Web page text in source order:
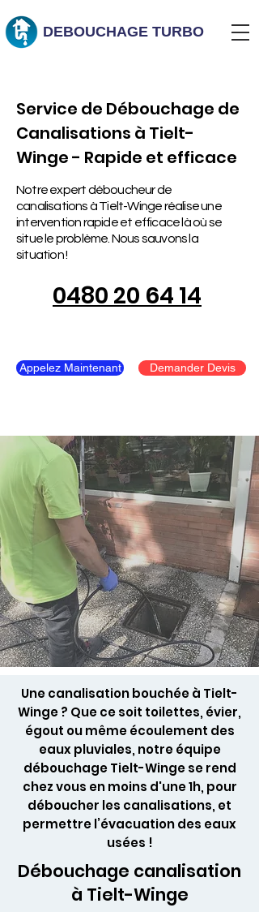
DEBOUCHAGE TURBO
Service de Débouchage de
Canalisations à Tielt-
Winge - Rapide et efficace
Notre expert déboucheur de
canalisations à Tielt-Winge réalise une
intervention rapide et efficace là où se
situe le problème. Nous sauvons la
situation !
0480 20 64 14
Appelez Maintenant Demander Devis
Une canalisation bouchée à Tielt-
Winge ? Que ce soit toilettes, évier,
égout ou même écoulement des
eaux pluviales, notre équipe
débouchage Tielt-Winge se rend
chez vous en moins d'une 1h, pour
déboucher les canalisations, et
permettre l’évacuation des eaux
usées !
Débouchage canalisation
à Tielt-Winge